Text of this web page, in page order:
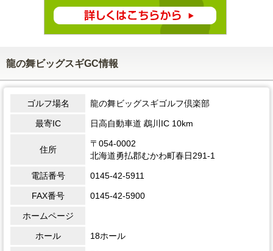
龍の舞ビッグスギGC情報
ゴルフ場名 龍の舞ビッグスギゴルフ倶楽部
最寄IC 日高自動車道 鵡川IC 10km
住所
〒054-0002
北海道勇払郡むかわ町春日291-1
電話番号 0145-42-5911
FAX番号 0145-42-5900
ホームページ
ホール 18ホール